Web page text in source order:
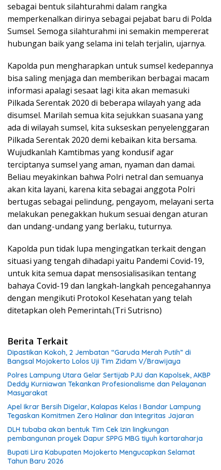
sebagai bentuk silahturahmi dalam rangka
memperkenalkan dirinya sebagai pejabat baru di Polda
Sumsel. Semoga silahturahmi ini semakin mempererat
hubungan baik yang selama ini telah terjalin, ujarnya.
Kapolda pun mengharapkan untuk sumsel kedepannya
bisa saling menjaga dan memberikan berbagai macam
informasi apalagi sesaat lagi kita akan memasuki
Pilkada Serentak 2020 di beberapa wilayah yang ada
disumsel. Marilah semua kita sejukkan suasana yang
ada di wilayah sumsel, kita sukseskan penyelenggaran
Pilkada Serentak 2020 demi kebaikan kita bersama.
Wujudkanlah Kamtibmas yang kondusif agar
terciptanya sumsel yang aman, nyaman dan damai.
Beliau meyakinkan bahwa Polri netral dan semuanya
akan kita layani, karena kita sebagai anggota Polri
bertugas sebagai pelindung, pengayom, melayani serta
melakukan penegakkan hukum sesuai dengan aturan
dan undang-undang yang berlaku, tuturnya.
Kapolda pun tidak lupa mengingatkan terkait dengan
situasi yang tengah dihadapi yaitu Pandemi Covid-19,
untuk kita semua dapat mensosialisasikan tentang
bahaya Covid-19 dan langkah-langkah pencegahannya
dengan mengikuti Protokol Kesehatan yang telah
ditetapkan oleh Pemerintah.(Tri Sutrisno)
Berita Terkait
Dipastikan Kokoh, 2 Jembatan “Garuda Merah Putih” di
Bangsal Mojokerto Lolos Uji Tim Zidam V/Brawijaya
Polres Lampung Utara Gelar Sertijab PJU dan Kapolsek, AKBP
Deddy Kurniawan Tekankan Profesionalisme dan Pelayanan
Masyarakat
Apel Ikrar Bersih Digelar, Kalapas Kelas I Bandar Lampung
Tegaskan Komitmen Zero Halinar dan Integritas Jajaran
DLH tubaba akan bentuk Tim Cek Izin lingkungan
pembangunan proyek Dapur SPPG MBG tiyuh kartaraharja
Bupati Lira Kabupaten Mojokerto Mengucapkan Selamat
Tahun Baru 2026